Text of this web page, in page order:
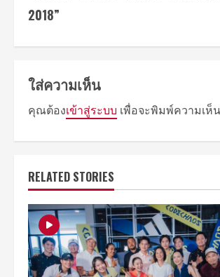
2018”
ใส่ความเห็น
คุณต้องเข้าสู่ระบบ เพื่อจะพิมพ์ความเห็น
RELATED STORIES